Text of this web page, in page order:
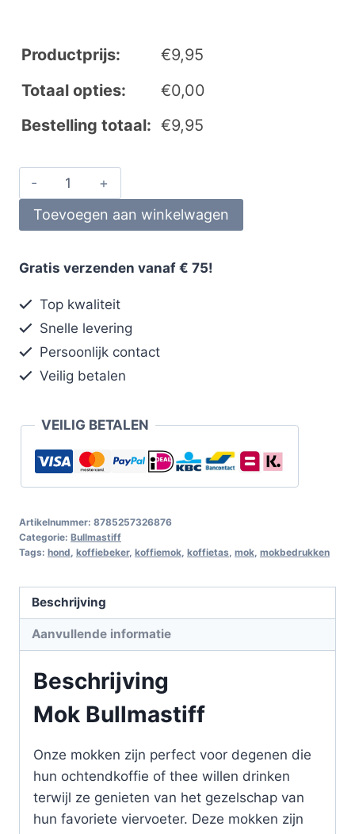
Productprijs: €9,95
Totaal opties:
€0,00
Bestelling totaal: €9,95
Toevoegen aan winkelwagen
Gratis verzenden vanaf € 75!
Top kwaliteit
Snelle levering
Persoonlijk contact
Veilig betalen
VEILIG BETALEN
Artikelnummer: 8785257326876
Categorie: Bullmastiff
Tags: hond koffiebeker, koffiemok koffietas mok mokbedrukken
Beschrijving
Aanvullende informatie
Beschrijving
Mok Bullmastiff
Onze mokken zijn perfect voor degenen die
hun ochtendkoffie of thee willen drinken
terwijl ze genieten van het gezelschap van
hun favoriete viervoeter. Deze mokken zijn